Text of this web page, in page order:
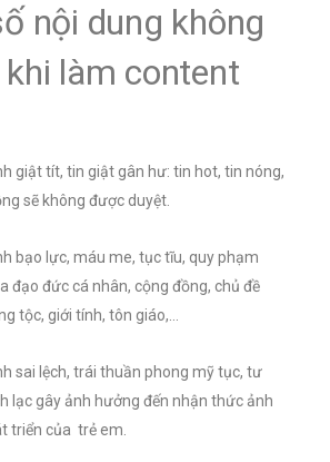
nội dung không
khi làm content
giật tít, tin giật gân hư: tin hot, tin nóng,
sẽ không được duyệt.
bạo lực, máu me, tục tĩu, quy phạm
đạo đức cá nhân, cộng đồng, chủ đề
tộc, giới tính, tôn giáo,…
sai lệch, trái thuần phong mỹ tục, tư
lạc gây ảnh hưởng đến nhận thức ảnh
triển của trẻ em.